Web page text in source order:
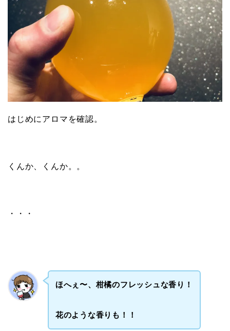
はじめにアロマを確認。
くんか、くんか。。
・・・
ほへぇ〜、柑橘のフレッシュな香り！
花のような香りも！！